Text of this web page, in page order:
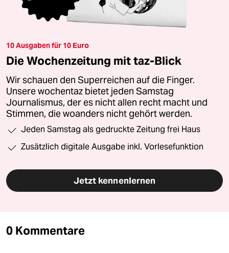
10 Ausgaben für 10 Euro
Die Wochenzeitung mit taz-Blick
Wir schauen den Superreichen auf die Finger.
Unsere wochentaz bietet jeden Samstag
Journalismus, der es nicht allen recht macht und
Stimmen, die woanders nicht gehört werden.
Jeden Samstag als gedruckte Zeitung frei Haus
Zusätzlich digitale Ausgabe inkl. Vorlesefunktion
Jetzt kennenlernen
0 Kommentare